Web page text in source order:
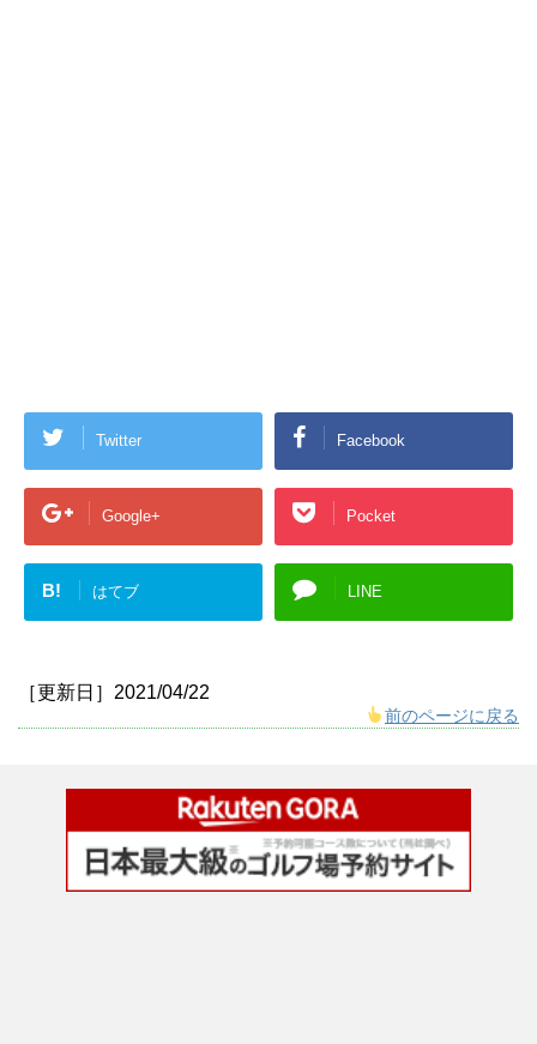
Twitter Facebook
Google+ Pocket
B! はてブ LINE
［更新日］2021/04/22
前のページに戻る